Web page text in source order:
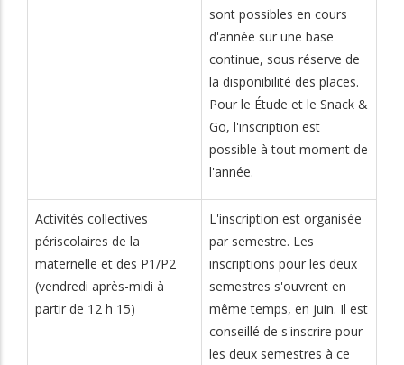
sont possibles en cours
d'année sur une base
continue, sous réserve de
la disponibilité des places.
Pour le Étude et le Snack &
Go, l'inscription est
possible à tout moment de
l'année.
Activités collectives
périscolaires de la
maternelle et des P1/P2
(vendredi après-midi à
partir de 12 h 15)
L'inscription est organisée
par semestre. Les
inscriptions pour les deux
semestres s'ouvrent en
même temps, en juin. Il est
conseillé de s'inscrire pour
les deux semestres à ce